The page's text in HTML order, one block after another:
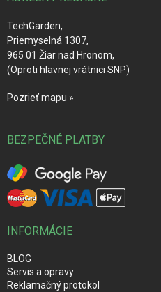
TechGarden,
Priemyselná 1307,
965 01 Žiar nad Hronom,
(Oproti hlavnej vrátnici SNP)
Pozrieť mapu »
BEZPEČNÉ PLATBY
INFORMÁCIE
BLOG
Servis a opravy
Reklamačný protokol